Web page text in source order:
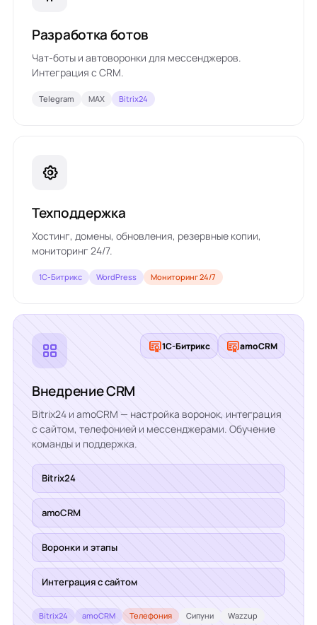
Разработка ботов
Чат-боты и автоворонки для мессенджеров.
Интеграция с CRM.
Telegram MAX Bitrix24
Техподдержка
Хостинг, домены, обновления, резервные копии,
мониторинг 24/7.
1С-Битрикс WordPress Мониторинг 24/7
1С-Битрикс amoCRM
Внедрение CRM
Bitrix24 и amoCRM — настройка воронок, интеграция
с сайтом, телефонией и мессенджерами. Обучение
команды и поддержка.
Bitrix24
amoCRM
Воронки и этапы
Интеграция с сайтом
Bitrix24 amoCRM Телефония Сипуни
Wazzup